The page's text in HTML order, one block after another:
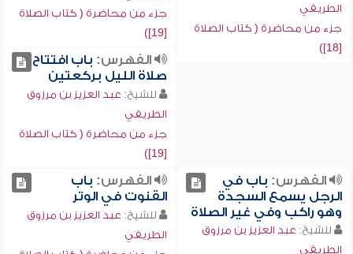
الطريفي
جزء من محاضرة ( كتاب الصلاة
[18])
جزء من محاضرة ( كتاب الصلاة
[19])
الفهرس: باب افتتاح
صلاة الليل بركعتين
للشيخ: عبد العزيز بن مرزوق
الطريفي
جزء من محاضرة ( كتاب الصلاة
[19])
الفهرس: باب في
الرجل يسمع السجدة
وهو راكب وفي غير الصلاة
للشيخ: عبد العزيز بن مرزوق
الطريفي
الفهرس: باب
القنوت في الوتر
للشيخ: عبد العزيز بن مرزوق
الطريفي